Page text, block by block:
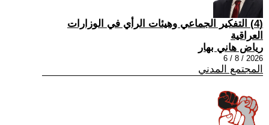
(4) التفكير الجماعي وهيئات الرأي في الوزارات
العراقية
رياض هاني بهار
2026 / 8 / 6
المجتمع المدني